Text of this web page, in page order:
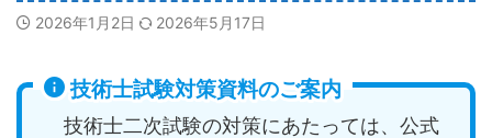
2026年1月2日 2026年5月17日
技術士試験対策資料のご案内
技術士二次試験の対策にあたっては、公式